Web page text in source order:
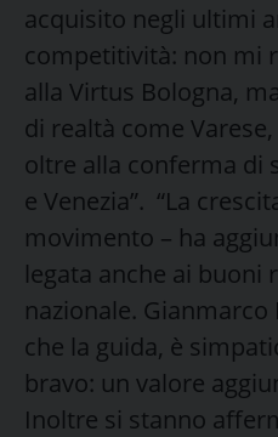
acquisito negli ultimi
competitività: non mi
alla Virtus Bologna,
di realtà come
oltre alla conferma di
e Venezia”. “La
movimento – ha
legata anche ai
nazionale. Gianmarco
che la guida, è
bravo: un valore
Inoltre si stanno